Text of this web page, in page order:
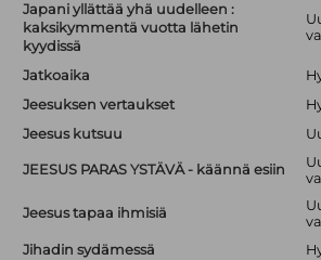
Japani yllättää yhä uudelleen :
kaksikymmentä vuotta lähetin
kyydissä
Jatkoaika
Jeesuksen vertaukset
Jeesus kutsuu
JEESUS PARAS YSTÄVÄ - käännä esiin
Jeesus tapaa ihmisiä
Jihadin sydämessä